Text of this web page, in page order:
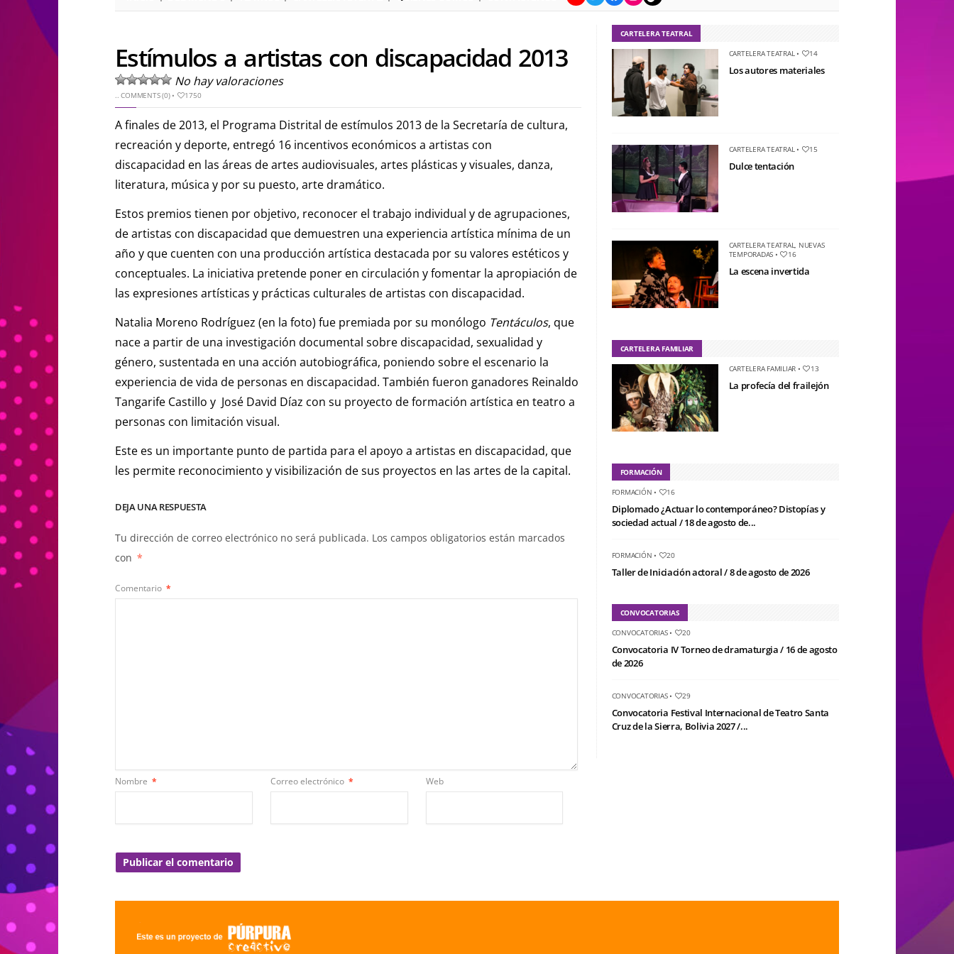
Estímulos a artistas con discapacidad 2013
No hay valoraciones
..COMMENTS (0)• 1750
A finales de 2013, el Programa Distrital de estímulos 2013 de la Secretaría de cultura,
recreación y deporte, entregó 16 incentivos económicos a artistas con
discapacidad en las áreas de artes audiovisuales, artes plásticas y visuales, danza,
literatura, música y por su puesto, arte dramático.
Estos premios tienen por objetivo, reconocer el trabajo individual y de agrupaciones,
de artistas con discapacidad que demuestren una experiencia artística mínima de un
año y que cuenten con una producción artística destacada por su valores estéticos y
conceptuales. La iniciativa pretende poner en circulación y fomentar la apropiación de
las expresiones artísticas y prácticas culturales de artistas con discapacidad.
Natalia Moreno Rodríguez (en la foto) fue premiada por su monólogo Tentáculos, que
nace a partir de una investigación documental sobre discapacidad, sexualidad y
género, sustentada en una acción autobiográfica, poniendo sobre el escenario la
experiencia de vida de personas en discapacidad. También fueron ganadores Reinaldo
Tangarife Castillo y José David Díaz con su proyecto de formación artística en teatro a
personas con limitación visual.
Este es un importante punto de partida para el apoyo a artistas en discapacidad, que
les permite reconocimiento y visibilización de sus proyectos en las artes de la capital.
DEJA UNA RESPUESTA
Tu dirección de correo electrónico no será publicada. Los campos obligatorios están marcados
con *
Comentario *
Nombre * Correo electrónico * Web
CARTELERA TEATRAL
CARTELERA TEATRAL• 14
Los autores materiales
CARTELERA TEATRAL• 15
Dulce tentación
CARTELERA TEATRAL, NUEVAS
TEMPORADAS • 16
La escena invertida
CARTELERA FAMILIAR
CARTELERA FAMILIAR • 13
La profecía del frailejón
FORMACIÓN
FORMACIÓN • 16
Diplomado ¿Actuar lo contemporáneo? Distopías y
sociedad actual / 18 de agosto de...
FORMACIÓN • 20
Taller de Iniciación actoral / 8 de agosto de 2026
CONVOCATORIAS
CONVOCATORIAS• 20
Convocatoria IV Torneo de dramaturgia / 16 de agosto
de 2026
CONVOCATORIAS• 29
Convocatoria Festival Internacional de Teatro Santa
Cruz de la Sierra, Bolivia 2027 /...